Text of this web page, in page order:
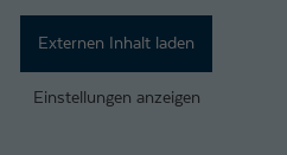
Externen Inhalt laden
Einstellungen anzeigen
statistische Daten dazu, wie der Besucher die
nutzt, zu generieren.